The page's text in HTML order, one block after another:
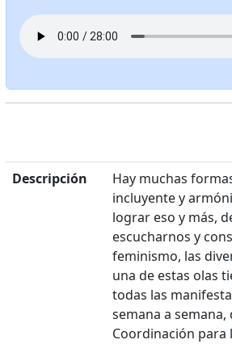
Descripción
Hay muchas
incluyente y
lograr eso y más,
escucharnos y
feminismo, las
una de estas olas
todas las
semana a
Coordinación para